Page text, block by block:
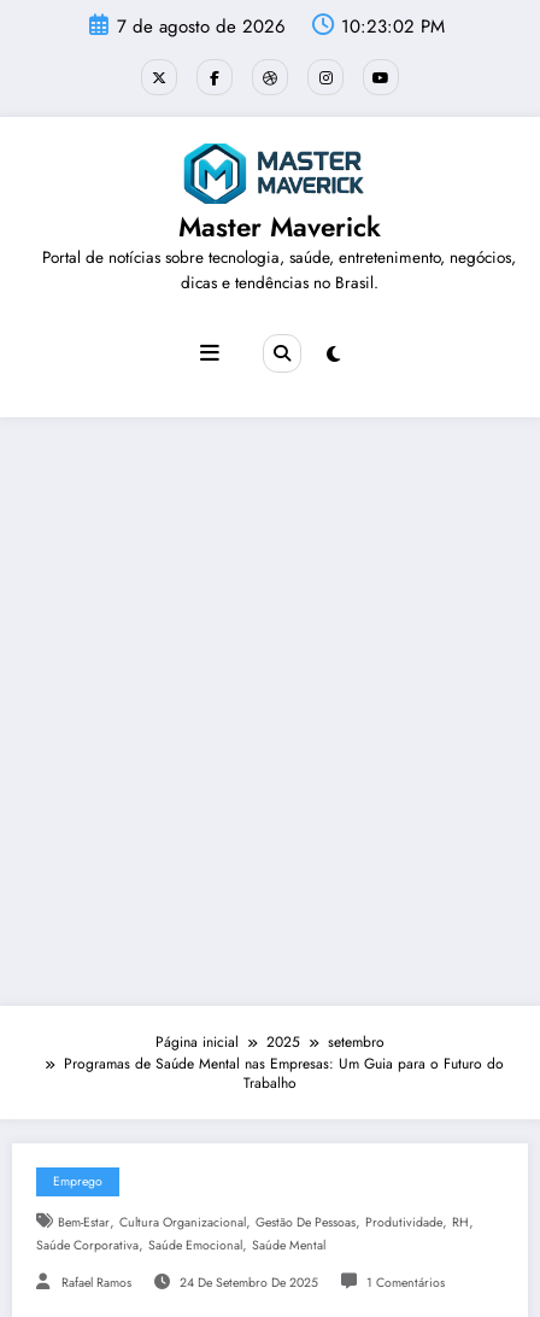
7 de agosto de 2026 10:23:03 PM
Master Maverick
Portal de notícias sobre tecnologia, saúde, entretenimento, negócios,
dicas e tendências no Brasil.
Página inicial 2025
setembro
Programas de Saúde Mental nas Empresas: Um Guia para o Futuro do
Trabalho
Emprego
Bem-Estar, Cultura Organizacional, Gestão De Pessoas, Produtividade, RH,
Saúde Corporativa, Saúde Emocional, Saúde Mental
Rafael Ramos 24 De Setembro De 2025 1 Comentários